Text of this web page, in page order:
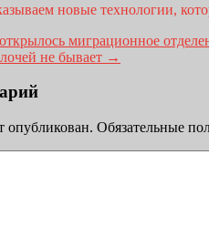
новые технологии,
миграционное
не бывает →
опубликован. Обязательные